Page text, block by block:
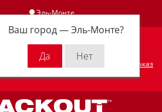
Эль-Монте
Ваш город —Эль-Монте?
Личный кабинет
Оформить заказ